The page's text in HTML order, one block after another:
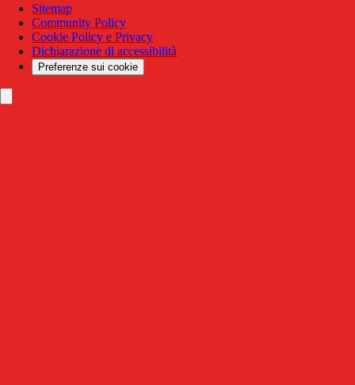
Sitemap
Community Policy
Cookie Policy e Privacy
Dichiarazione di accessibilità
Preferenze sui cookie